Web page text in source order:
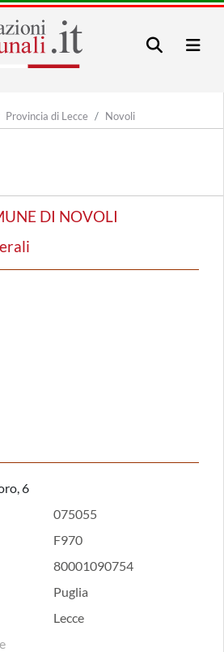
Provincia di Lecce Novoli
DI NOVOLI
6
075055
F970
80001090754
Puglia
Lecce